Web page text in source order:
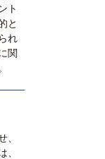
ト
と
れ
関
、
、